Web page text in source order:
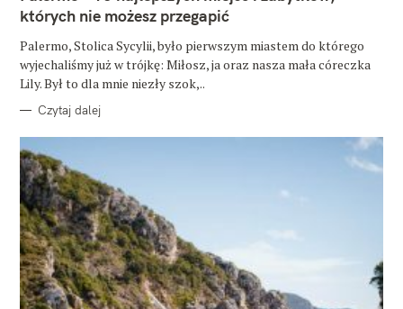
R
których nie możesz przegapić
Palermo, Stolica Sycylii, było pierwszym miastem do którego
wyjechaliśmy już w trójkę: Miłosz, ja oraz nasza mała córeczka
Lily. Był to dla mnie niezły szok,..
Czytaj dalej